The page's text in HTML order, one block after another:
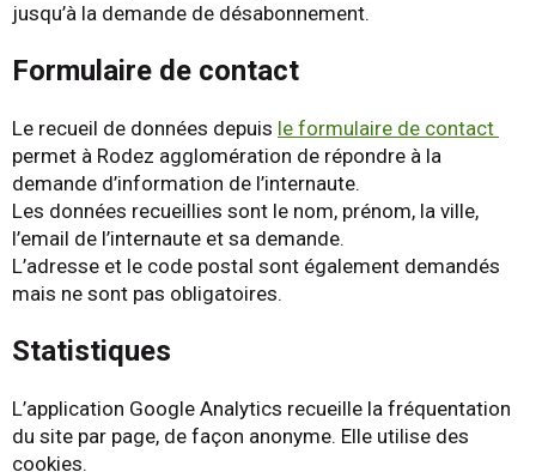
jusqu’à la demande de désabonnement.
Formulaire de contact
Le recueil de données depuis le formulaire de contact
permet à Rodez agglomération de répondre à la
demande d’information de l’internaute.
Les données recueillies sont le nom, prénom, la ville,
l’email de l’internaute et sa demande.
L’adresse et le code postal sont également demandés
mais ne sont pas obligatoires.
Statistiques
L’application Google Analytics recueille la fréquentation
du site par page, de façon anonyme. Elle utilise des
cookies.